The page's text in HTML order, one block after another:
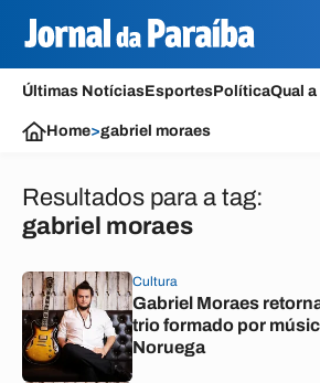
Últimas NotíciasEsportesPolíticaQual
Home>gabriel moraes
Resultados para a tag:
gabriel moraes
Cultura
Gabriel Moraes
trio formado por
Noruega